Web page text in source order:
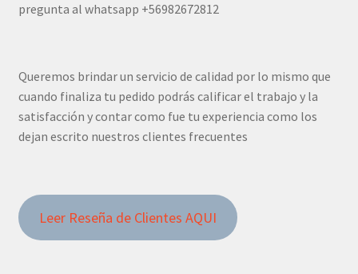
pregunta al whatsapp +56982672812
Queremos brindar un servicio de calidad por lo mismo que
cuando finaliza tu pedido podrás calificar el trabajo y la
satisfacción y contar como fue tu experiencia como los
dejan escrito nuestros clientes frecuentes
Leer Reseña de Clientes AQUI